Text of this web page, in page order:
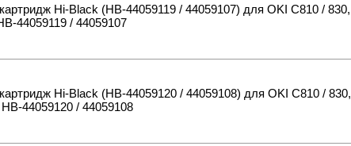
Hi-Black (HB-44059119 / 44059107) для OKI C810 / 830,
44059119 / 44059107
Hi-Black (HB-44059120 / 44059108) для OKI C810 / 830,
44059120 / 44059108